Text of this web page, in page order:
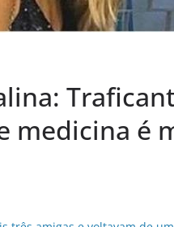
medicina é